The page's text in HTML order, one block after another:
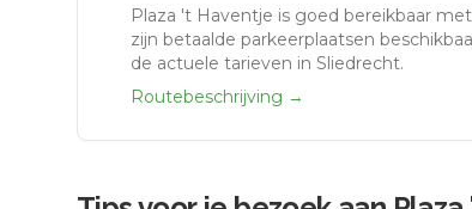
Plaza 't Haventje is goed bereikbaar
zijn betaalde parkeerplaatsen
de actuele tarieven in Sliedrecht.
Routebeschrijving →